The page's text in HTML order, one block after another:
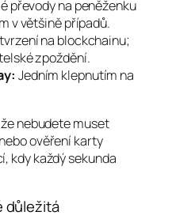
převody na peněženku
v většině případů.
na blockchainu;
zpoždění.
Jedním klepnutím na
nebudete muset
ověření karty
kdy každý sekunda
důležitá